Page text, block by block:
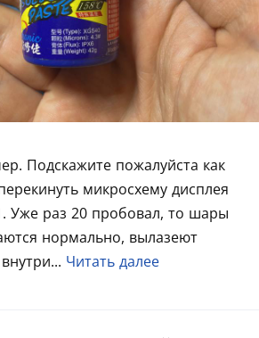
Подскажите пожалуйста как
микросхему дисплея
Уже раз 20 пробовал, то шары
нормально, вылазеют
Читать далее